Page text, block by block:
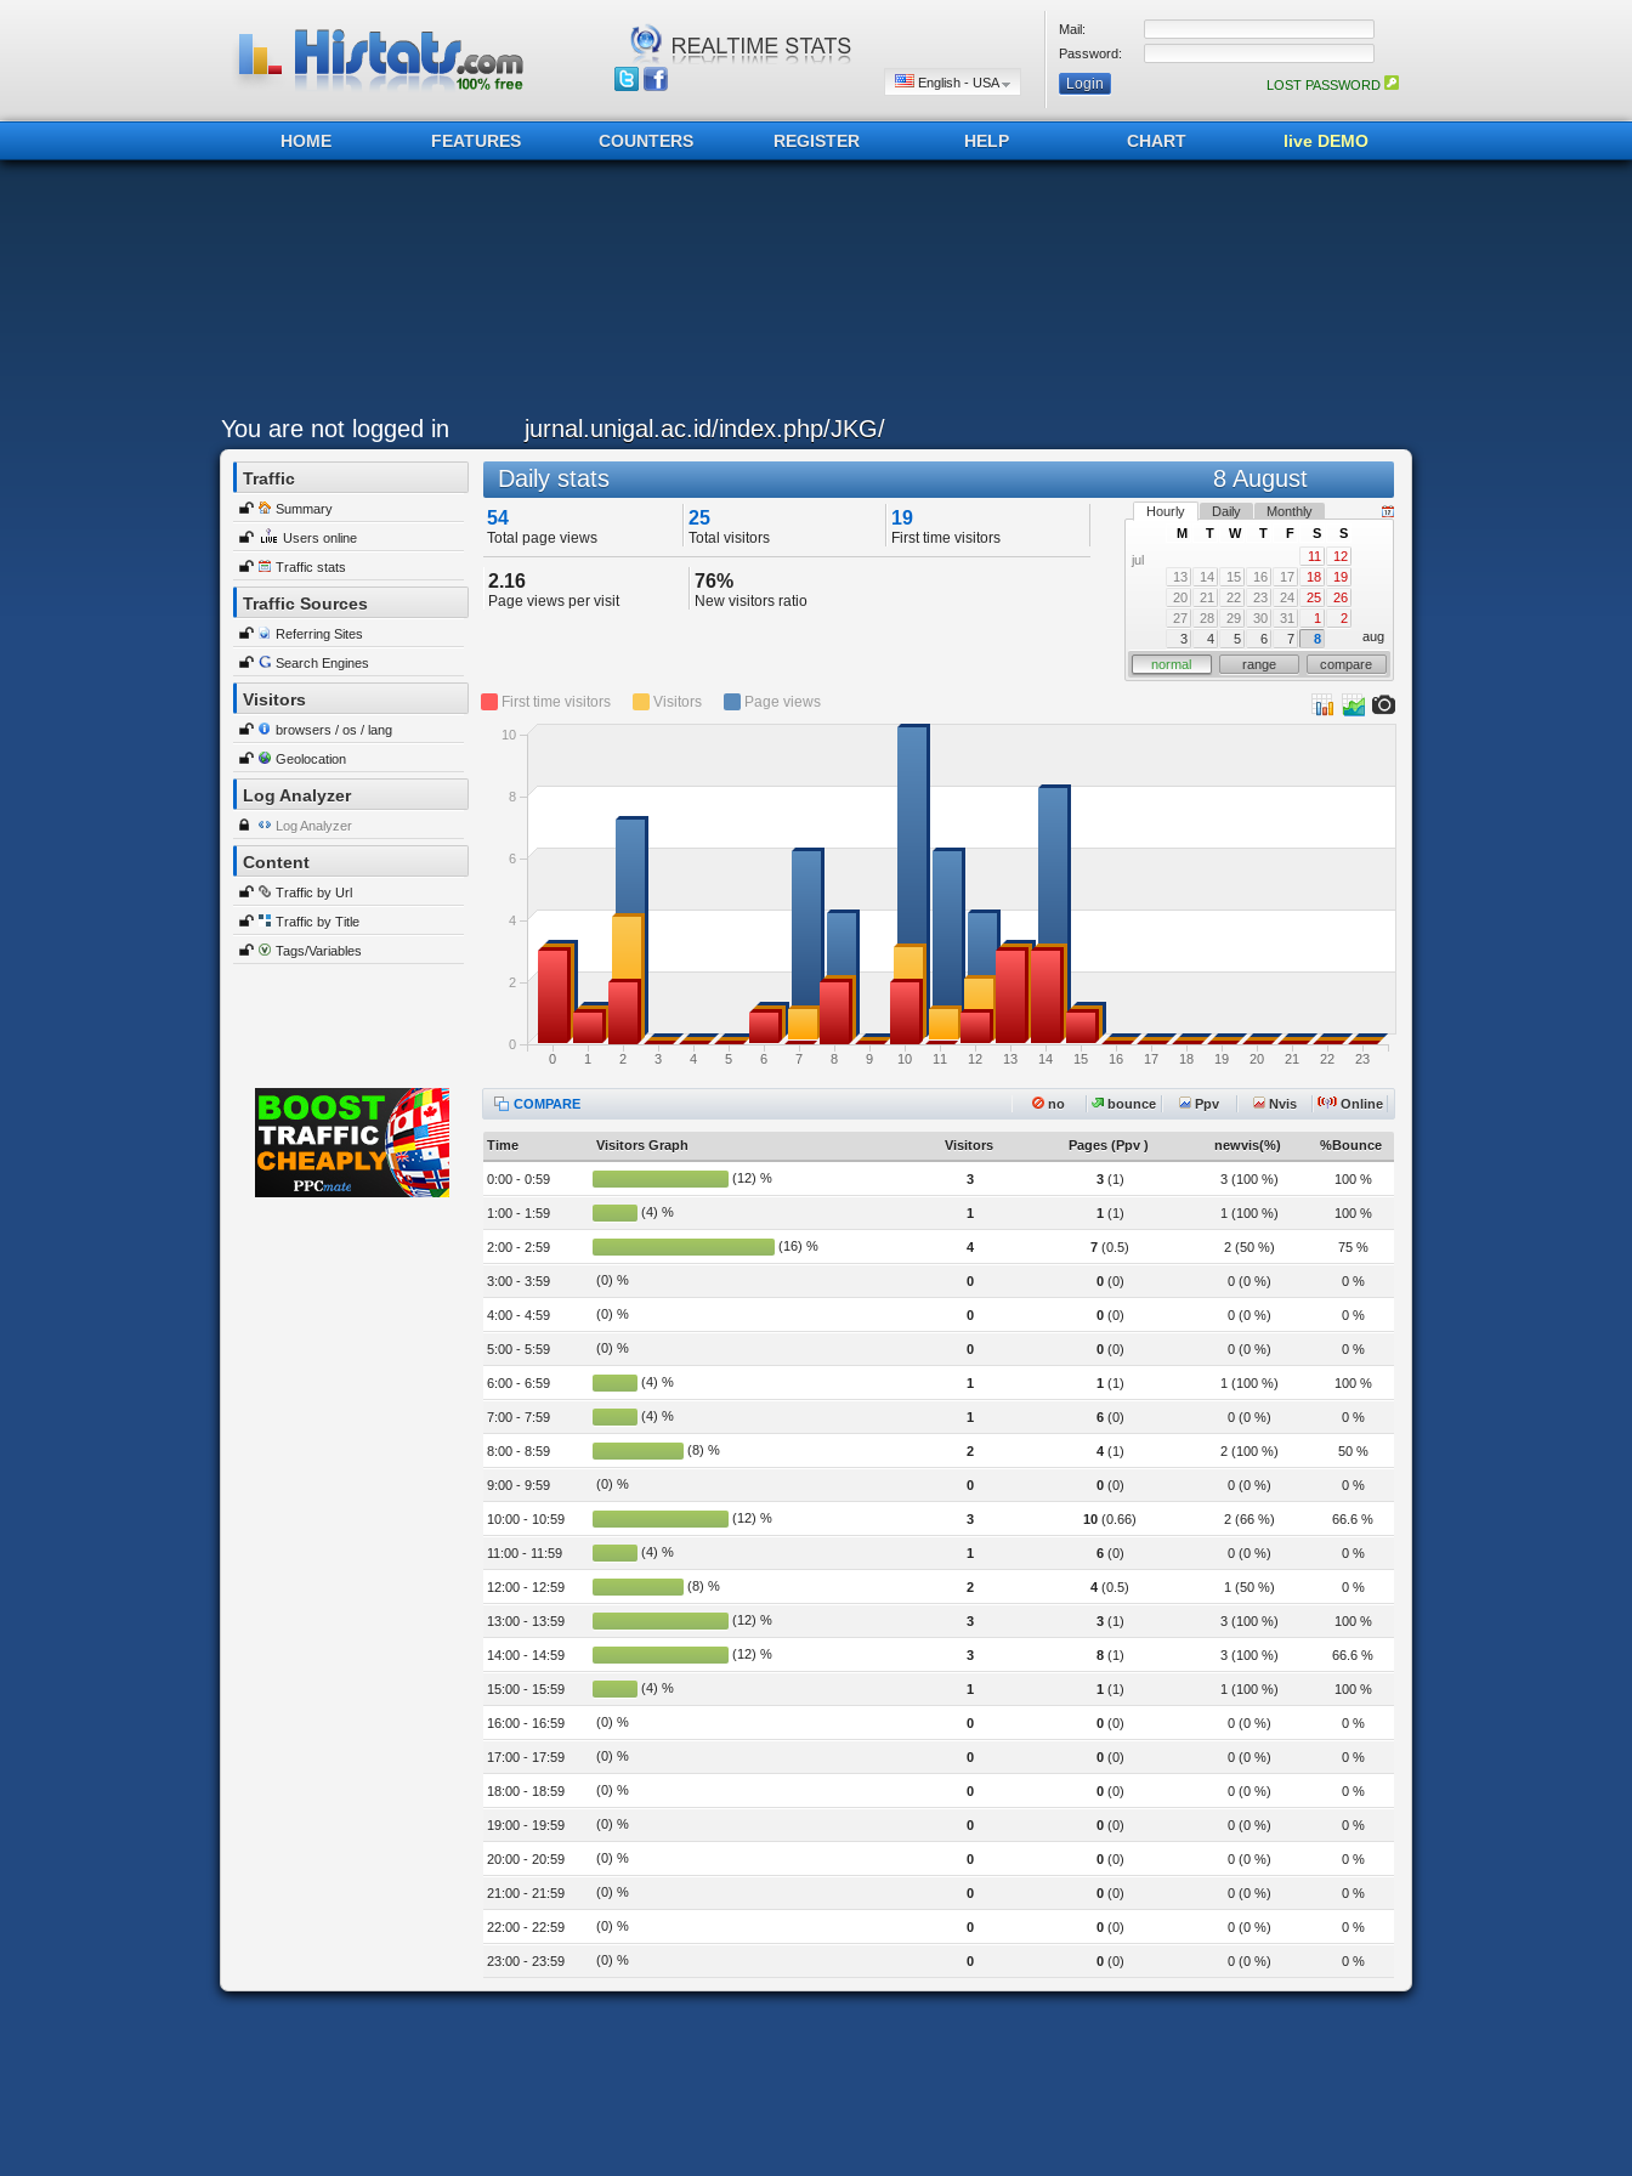
English - USA
Mail:
Password:
LOST PASSWORD
HOME FEATURES COUNTERS REGISTER HELP CHART live DEMO
You are not logged in jurnal.unigal.ac.id/index.php/JKG/
Traffic
Summary
Users online
Traffic stats
Traffic Sources
Referring Sites
Search Engines
Visitors
browsers / os / lang
Geolocation
Log Analyzer
Log Analyzer
Content
Traffic by Url
Traffic by Title
Tags/Variables
Daily stats 8 August
54
Total page views
25
Total visitors
19
First time visitors
2.16
Page views per visit
76%
New visitors ratio
Hourly Daily Monthly
jul
M T W T F S
S
11
12
13
14 15 16 17 18
19
20
21 22 23 24 25
26
27
28 29 30 31 1
2
3
4 5 6 7 8
aug
normal
range compare
First time visitors Visitors Page views
0 1 2 3 4 5 6 7 8 9 10 11 12 13 14 15 16 17 18 19 20 21 22 23
0
2
4
6
8
10
COMPARE no bounce Ppv Nvis Online
Time Visitors Graph Visitors Pages (Ppv ) newvis(%) %Bounce
0:00 - 0:59 (12) % 3 3(1) 3 (100 %) 100 %
1:00 - 1:59 (4) % 1 1 (1) 1 (100 %) 100 %
2:00 - 2:59 (16) % 4 7 (0.5) 2 (50 %) 75 %
3:00 - 3:59 (0) % 0 0(0) 0 (0 %) 0 %
4:00 - 4:59 (0) % 0 0(0) 0 (0 %) 0 %
5:00 - 5:59 (0) % 0 0(0) 0 (0 %) 0 %
6:00 - 6:59 (4) % 1 1 (1) 1 (100 %) 100 %
7:00 - 7:59 (4) % 1 6(0) 0 (0 %) 0 %
8:00 - 8:59 (8) % 2 4(1) 2 (100 %) 50 %
9:00 - 9:59 (0) % 0 0(0) 0 (0 %) 0 %
10:00 - 10:59 (12) % 3 10 (0.66) 2 (66 %) 66.6 %
11:00 - 11:59 (4) % 1 6(0) 0 (0 %) 0 %
12:00 - 12:59 (8) % 2 4 (0.5) 1 (50 %) 0 %
13:00 - 13:59 (12) % 3 3(1) 3 (100 %) 100 %
14:00 - 14:59 (12) % 3 8(1) 3 (100 %) 66.6 %
15:00 - 15:59 (4) % 1 1 (1) 1 (100 %) 100 %
16:00 - 16:59 (0) % 0 0(0) 0 (0 %) 0 %
17:00 - 17:59 (0) % 0 0(0) 0 (0 %) 0 %
18:00 - 18:59 (0) % 0 0(0) 0 (0 %) 0 %
19:00 - 19:59 (0) % 0 0(0) 0 (0 %) 0 %
20:00 - 20:59 (0) % 0 0(0) 0 (0 %) 0 %
21:00 - 21:59 (0) % 0 0(0) 0 (0 %) 0 %
22:00 - 22:59 (0) % 0 0(0) 0 (0 %) 0 %
23:00 - 23:59 (0) % 0 0(0) 0 (0 %) 0 %